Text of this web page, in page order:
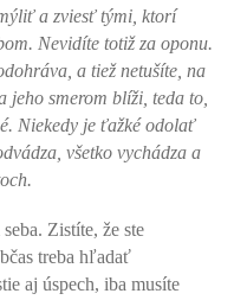
a zviesť tými, ktorí
Nevidíte totiž za oponu.
a tiež netušíte, na
smerom blíži, teda to,
Niekedy je ťažké odolať
všetko vychádza a
Zistíte, že ste
treba hľadať
aj úspech, iba musíte